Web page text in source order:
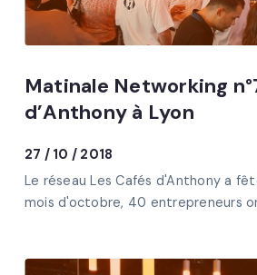
Matinale Networking
d’Anthony à Lyon
27 / 10 / 2018
Le réseau Les Cafés d'Anthony a
mois d'octobre, 40 entrepreneurs